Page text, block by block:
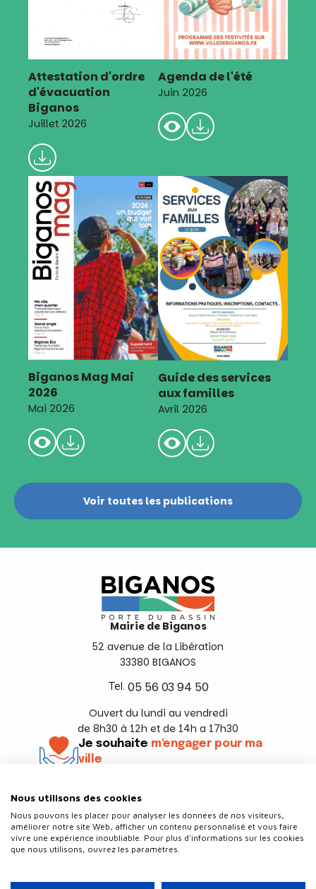
Attestation d'ordre
d'évacuation
Biganos
Juillet 2026
Agenda de l'été
Juin 2026
Biganos Mag Mai
2026
Mai 2026
Guide des services
aux familles
Avril 2026
Voir toutes les publications
Mairie de Biganos
52 avenue de la Libération
33380 BIGANOS
Tel. 05 56 03 94 50
Ouvert du lundi au vendredi
de 8h30 à 12h et de 14h a 17h30
Je souhaite m'engager pour ma
ville
Suivez-nous
Nous utilisons des cookies
Nous pouvons les placer pour analyser les données de nos visiteurs,
améliorer notre site Web, afficher un contenu personnalisé et vous faire
vivre une expérience inoubliable. Pour plus d'informations sur les cookies
que nous utilisons, ouvrez les paramètres.